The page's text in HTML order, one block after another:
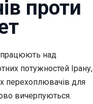
проти
працюють над
потужностей Ірану,
перехоплювачів для
вичерпуються.